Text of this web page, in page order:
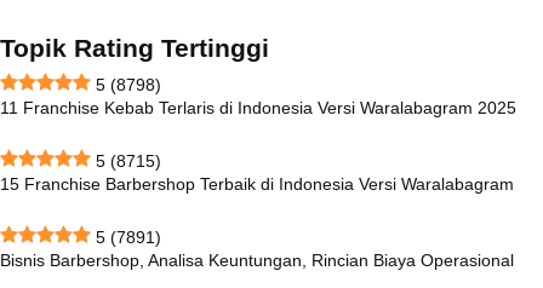
Topik Rating Tertinggi
5 (8798)
11 Franchise Kebab Terlaris di Indonesia Versi Waralabagram 2025
5 (8715)
15 Franchise Barbershop Terbaik di Indonesia Versi Waralabagram
5 (7891)
Bisnis Barbershop, Analisa Keuntungan, Rincian Biaya Operasional